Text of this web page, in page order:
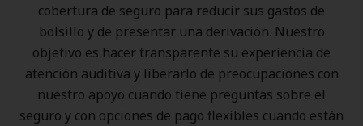
cobertura de seguro para reducir sus gastos de
bolsillo y de presentar una derivación. Nuestro
objetivo es hacer transparente su experiencia de
atención auditiva y liberarlo de preocupaciones con
nuestro apoyo cuando tiene preguntas sobre el
seguro y con opciones de pago flexibles cuando están